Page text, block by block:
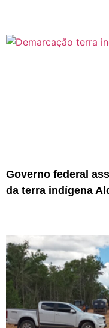
Governo federal
da terra indígena